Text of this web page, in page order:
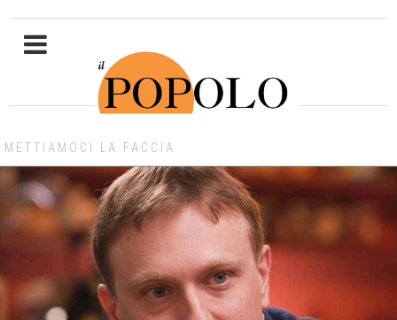
METTIAMOCI LA FACCIA